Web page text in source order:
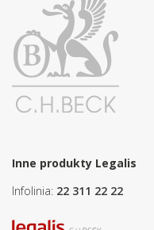
Inne produkty Legalis
Infolinia: 22 311 22 22